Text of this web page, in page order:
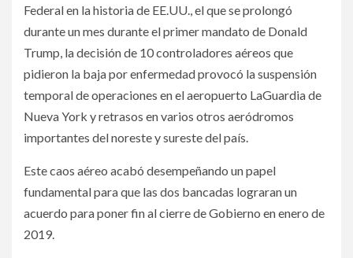
Federal en la historia de EE.UU., el que se prolongó
durante un mes durante el primer mandato de Donald
Trump, la decisión de 10 controladores aéreos que
pidieron la baja por enfermedad provocó la suspensión
temporal de operaciones en el aeropuerto LaGuardia de
Nueva York y retrasos en varios otros aeródromos
importantes del noreste y sureste del país.
Este caos aéreo acabó desempeñando un papel
fundamental para que las dos bancadas lograran un
acuerdo para poner fin al cierre de Gobierno en enero de
2019.